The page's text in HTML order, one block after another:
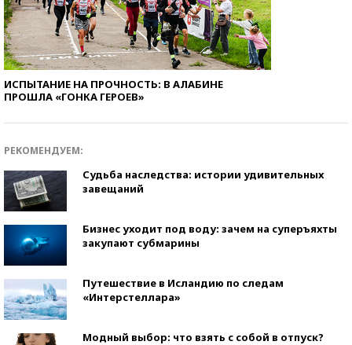
ИСПЫТАНИЕ НА ПРОЧНОСТЬ: В АЛАБИНЕ
ПРОШЛА «ГОНКА ГЕРОЕВ»
РЕКОМЕНДУЕМ:
Судьба наследства: истории удивительных
завещаний
Бизнес уходит под воду: зачем на суперъяхты
закупают субмарины
Путешествие в Исландию по следам
«Интерстеллара»
Модный выбор: что взять с собой в отпуск?